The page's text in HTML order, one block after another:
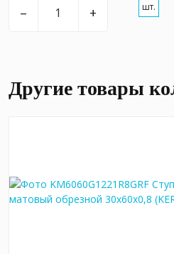
– + шт.
Другие товары